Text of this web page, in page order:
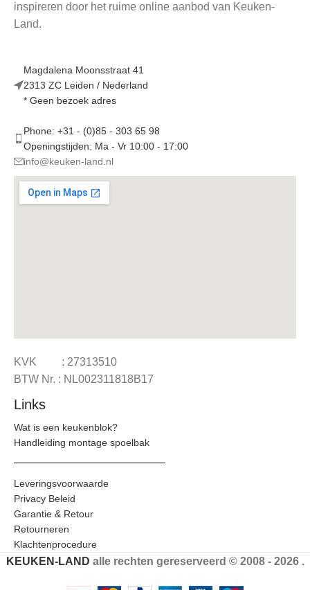
inspireren door het ruime online aanbod van Keuken-
Land.
Magdalena Moonsstraat 41
2313 ZC Leiden / Nederland
* Geen bezoek adres
Phone: +31 - (0)85 - 303 65 98
Openingstijden: Ma - Vr 10:00 - 17:00
info@keuken-land.nl
KVK : 27313510
BTW Nr. : NL002311818B17
Links
Wat is een keukenblok?
Handleiding montage spoelbak
Leveringsvoorwaarde
Privacy Beleid
Garantie & Retour
Retourneren
Klachtenprocedure
KEUKEN-LAND alle rechten gereserveerd © 2008 - 2026 .